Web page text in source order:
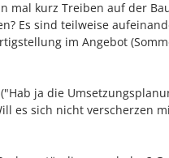
mal kurz Treiben auf der
Es sind teilweise
im Angebot
ja die
es sich nicht verscherzen